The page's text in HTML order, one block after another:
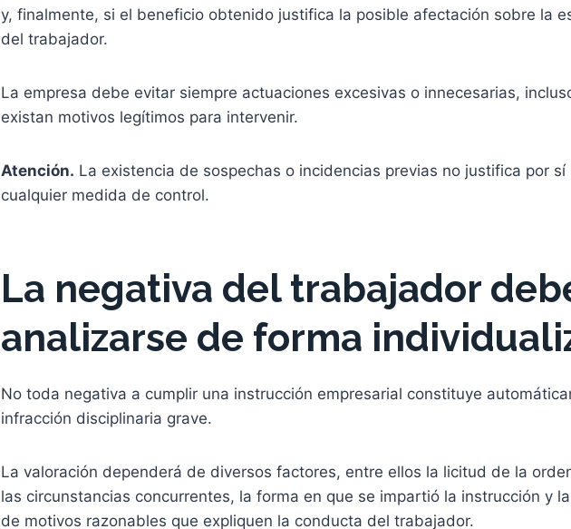
y, finalmente, si el beneficio obtenido justifica la posible afectación sobre la
del trabajador.
La empresa debe evitar siempre actuaciones excesivas o innecesarias,
existan motivos legítimos para intervenir.
Atención. La existencia de sospechas o incidencias previas no justifica por sí
cualquier medida de control.
La negativa del trabajador
analizarse de forma
No toda negativa a cumplir una instrucción empresarial constituye
infracción disciplinaria grave.
La valoración dependerá de diversos factores, entre ellos la licitud de la
las circunstancias concurrentes, la forma en que se impartió la instrucción y
de motivos razonables que expliquen la conducta del trabajador.